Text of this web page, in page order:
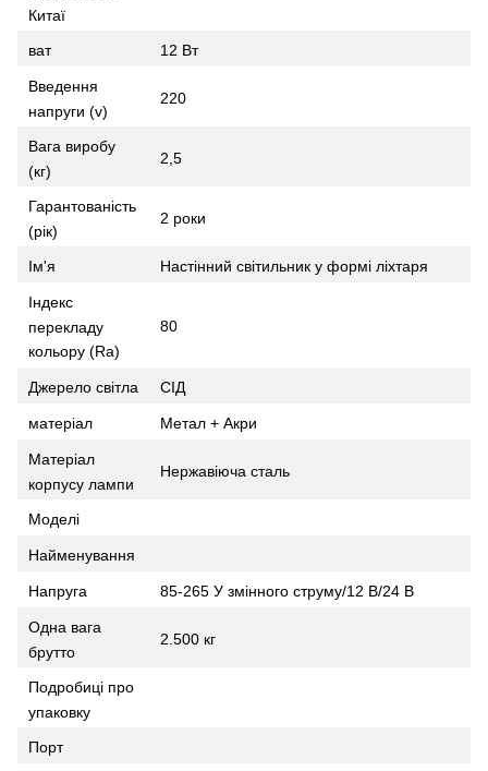
Китаї
ват 12 Вт
Введення
напруги (v)
220
Вага виробу
(кг)
2,5
Гарантованість
(рік)
2 роки
Ім'я Настінний світильник у формі ліхтаря
Індекс
перекладу
кольору (Ra)
80
Джерело світла СІД
матеріал Метал + Акри
Матеріал
корпусу лампи
Нержавіюча сталь
Моделі
Найменування
Напруга 85-265 У змінного струму/12 В/24 В
Одна вага
брутто
2.500 кг
Подробиці про
упаковку
Порт